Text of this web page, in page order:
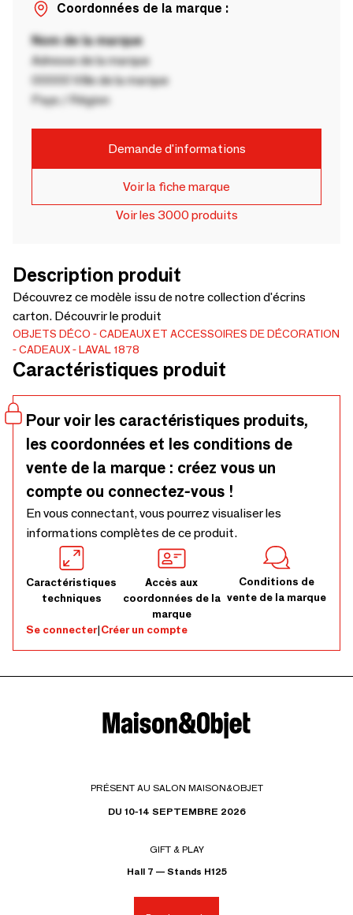
Coordonnées de la marque :
Nom de la marque
Adresse de la marque
00000 Ville de la marque
Pays / Région
Demande d'informations
Voir la fiche marque
Voir les 3000 produits
Description produit
Découvrez ce modèle issu de notre collection d'écrins
carton. Découvrir le produit
OBJETS DÉCO
CADEAUX ET ACCESSOIRES DE DÉCORATION
CADEAUX
LAVAL 1878
Caractéristiques produit
Pour voir les caractéristiques produits,
les coordonnées et les conditions de
vente de la marque : créez vous un
compte ou connectez-vous !
En vous connectant, vous pourrez visualiser les
informations complètes de ce produit.
Caractéristiques
techniques
Accès aux
coordonnées de la
marque
Conditions de
vente de la marque
Se connecter|Créer un compte
PRÉSENT AU SALON MAISON&OBJET
DU 10-14 SEPTEMBRE 2026
GIFT & PLAY
Hall 7 — Stands H125